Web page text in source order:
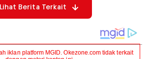
Lihat Berita Terkait